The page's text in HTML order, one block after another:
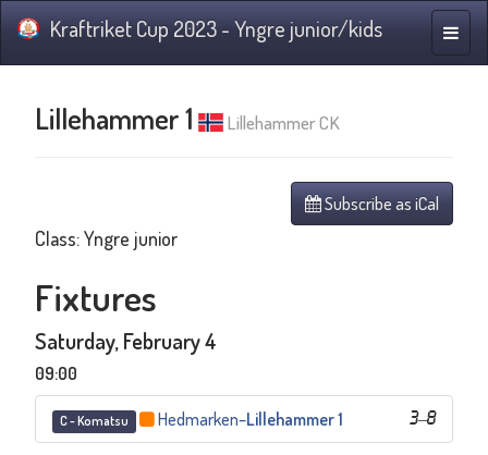
Toggle
Kraftriket Cup 2023 - Yngre junior/kids
Lillehammer 1 Lillehammer CK
Subscribe as iCal
Class: Yngre junior
Fixtures
Saturday, February 4
09:00
C - Komatsu 3–8
Hedmarken–Lillehammer 1